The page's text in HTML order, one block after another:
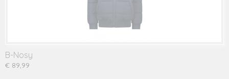
B-Nosy
€ 89,99